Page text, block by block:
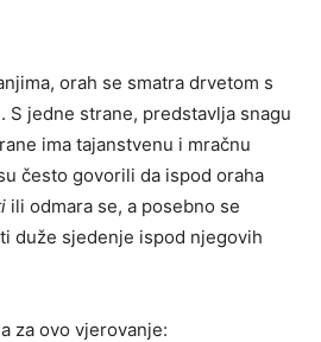
orah se smatra drvetom s
. S jedne strane, predstavlja snagu
ima tajanstvenu i mračnu
često govorili da ispod oraha
ili odmara se, a posebno se
duže sjedenje ispod njegovih
za ovo vjerovanje: